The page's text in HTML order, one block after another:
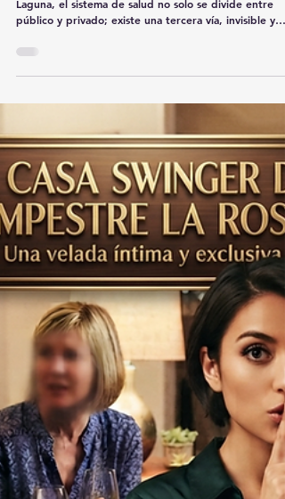
Diagnósticos en la sombra: El mercado
ilícito que trafica con muestras médicas en
La Laguna
TORREÓN, Coahuila. — En el área metropolitana de
público y privado; existe una tercera vía, invisible y
y la complicidad de quienes operan las máquinas
estatales. Documentos obtenidos por este diario y
entrevistas realizadas a una docena de trabajadores
la salud —desde enfermeros hasta técnicos de
laboratorio, bajo condición de anonimato por temor a
represalias l